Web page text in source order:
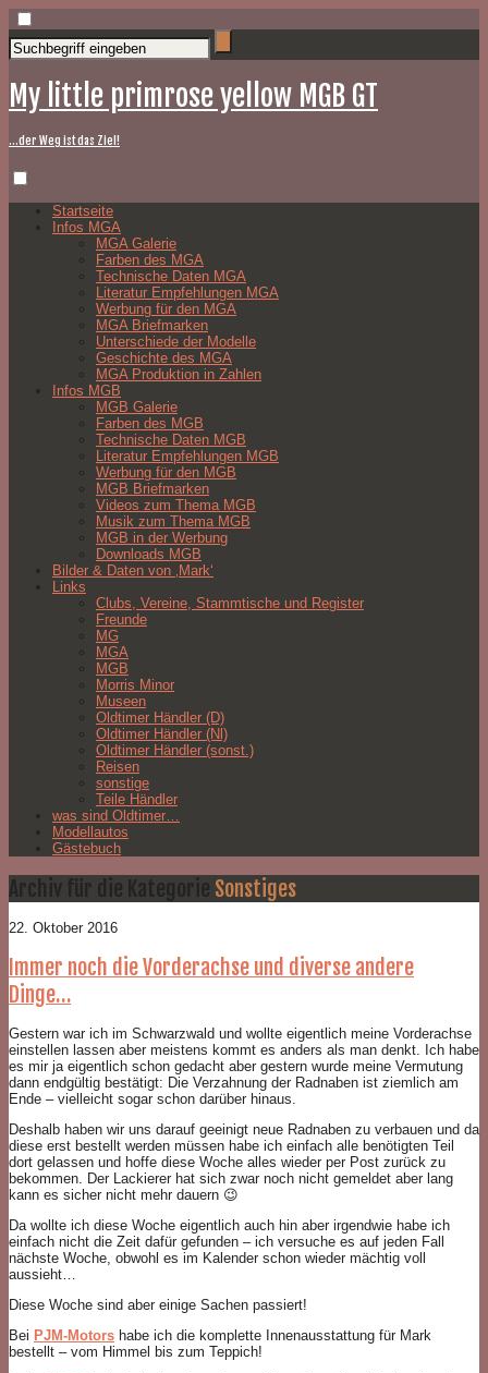
My little primrose yellow MGB GT
…der Weg ist das Ziel!
Startseite
Infos MGA
MGA Galerie
Farben des MGA
Technische Daten MGA
Literatur Empfehlungen MGA
Werbung für den MGA
MGA Briefmarken
Unterschiede der Modelle
Geschichte des MGA
MGA Produktion in Zahlen
Infos MGB
MGB Galerie
Farben des MGB
Technische Daten MGB
Literatur Empfehlungen MGB
Werbung für den MGB
MGB Briefmarken
Videos zum Thema MGB
Musik zum Thema MGB
MGB in der Werbung
Downloads MGB
Bilder & Daten von ‚Mark‘
Links
Clubs, Vereine, Stammtische und Register
Freunde
MG
MGA
MGB
Morris Minor
Museen
Oldtimer Händler (D)
Oldtimer Händler (Nl)
Oldtimer Händler (sonst.)
Reisen
sonstige
Teile Händler
was sind Oldtimer…
Modellautos
Gästebuch
Archiv für die Kategorie Sonstiges
22. Oktober 2016
Immer noch die Vorderachse und diverse andere
Dinge…
Gestern war ich im Schwarzwald und wollte eigentlich meine Vorderachse
einstellen lassen aber meistens kommt es anders als man denkt. Ich habe
es mir ja eigentlich schon gedacht aber gestern wurde meine Vermutung
dann endgültig bestätigt: Die Verzahnung der Radnaben ist ziemlich am
Ende – vielleicht sogar schon darüber hinaus.
Deshalb haben wir uns darauf geeinigt neue Radnaben zu verbauen und da
diese erst bestellt werden müssen habe ich einfach alle benötigten Teil
dort gelassen und hoffe diese Woche alles wieder per Post zurück zu
bekommen. Der Lackierer hat sich zwar noch nicht gemeldet aber lang
kann es sicher nicht mehr dauern 😉
Da wollte ich diese Woche eigentlich auch hin aber irgendwie habe ich
einfach nicht die Zeit dafür gefunden – ich versuche es auf jeden Fall
nächste Woche, obwohl es im Kalender schon wieder mächtig voll
aussieht…
Diese Woche sind aber einige Sachen passiert!
Bei PJM-Motors habe ich die komplette Innenausstattung für Mark
bestellt – vom Himmel bis zum Teppich!